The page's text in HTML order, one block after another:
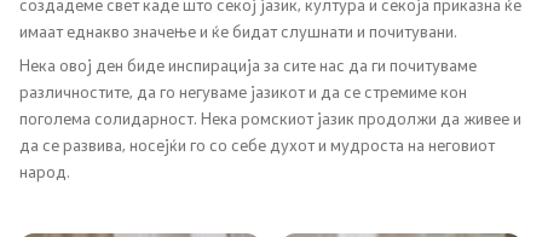
имаат еднакво значење и ќе бидат слушнати и почитувани.
Нека овој ден биде инспирација за сите нас да ги почитуваме
различностите, да го негуваме јазикот и да се стремиме кон
поголема солидарност. Нека ромскиот јазик продолжи да живее и
да се развива, носејќи го со себе духот и мудроста на неговиот
народ.